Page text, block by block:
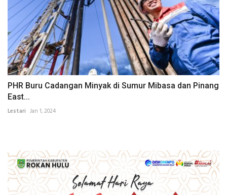
PHR Buru Cadangan Minyak di Sumur Mibasa dan Pinang
East...
Lestari Jan 1, 2024